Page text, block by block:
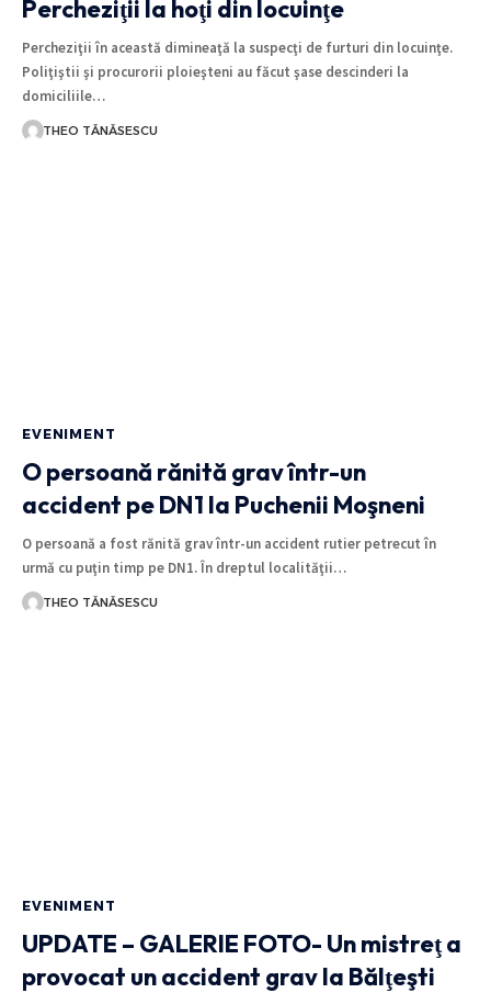
Percheziţii la hoţi din locuinţe
Percheziţii în această dimineaţă la suspecţi de furturi din locuinţe.
Poliţiştii şi procurorii ploieşteni au făcut şase descinderi la
domiciliile…
THEO TĂNĂSESCU
EVENIMENT
O persoană rănită grav într-un
accident pe DN1 la Puchenii Moşneni
O persoană a fost rănită grav într-un accident rutier petrecut în
urmă cu puţin timp pe DN1. În dreptul localităţii…
THEO TĂNĂSESCU
EVENIMENT
UPDATE – GALERIE FOTO- Un mistreţ a
provocat un accident grav la Bălţeşti